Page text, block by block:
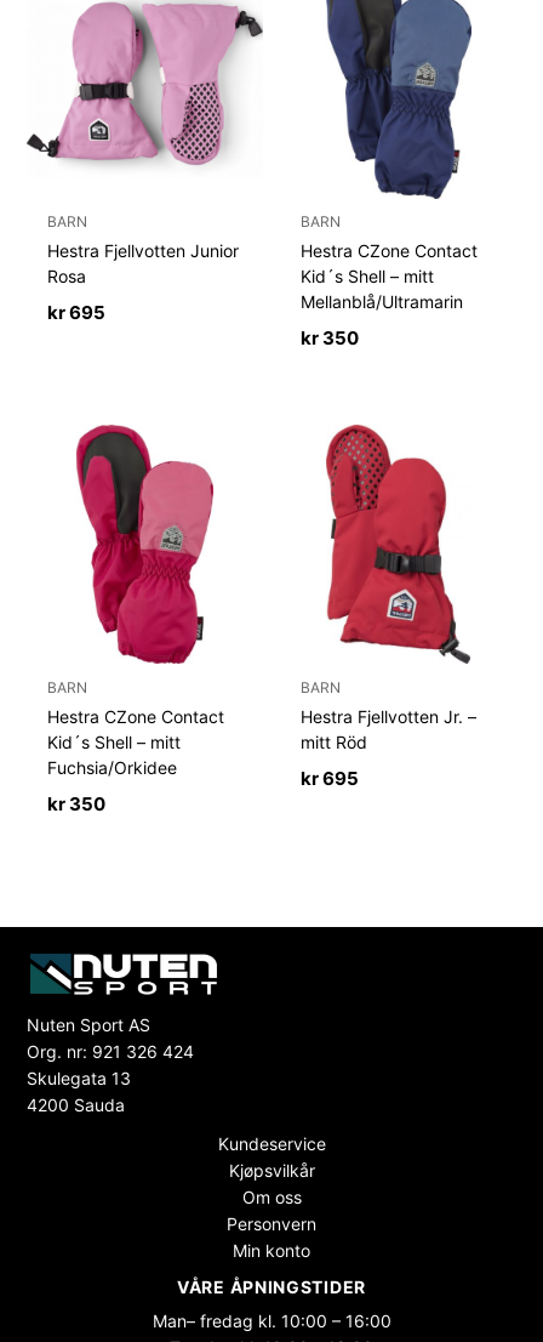
BARN
Hestra Fjellvotten Junior
Rosa
kr695
BARN
Hestra CZone Contact
Kid´s Shell – mitt
Mellanblå/Ultramarin
kr350
BARN
Hestra CZone Contact
Kid´s Shell – mitt
Fuchsia/Orkidee
kr350
BARN
Hestra Fjellvotten Jr. –
mitt Röd
kr695
Nuten Sport AS
Org. nr: 921 326 424
Skulegata 13
4200 Sauda
Kundeservice
Kjøpsvilkår
Om oss
Personvern
Min konto
VÅRE ÅPNINGSTIDER
Man– fredag kl. 10:00 – 16:00